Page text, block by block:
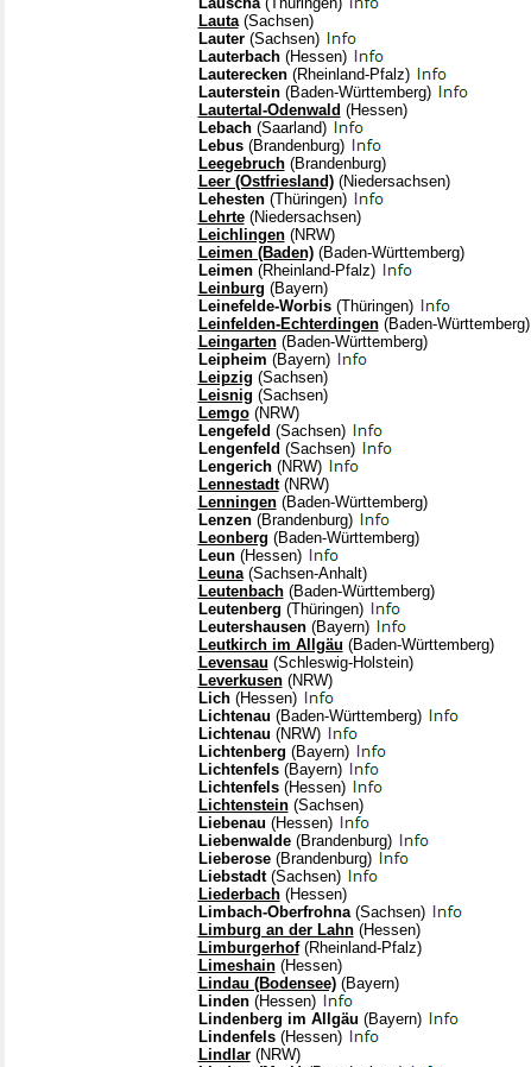
Lauta(Sachsen)
Lauter(Sachsen)
Lauterbach(Hessen)
Lauterecken(Rheinland-Pfalz)
Lauterstein(Baden-Württemberg)
Lautertal-Odenwald (Hessen)
Lebach(Saarland)
Lebus(Brandenburg)
Leegebruch(Brandenburg)
Leer (Ostfriesland)(Niedersachsen)
Lehesten(Thüringen)
Lehrte(Niedersachsen)
Leichlingen(NRW)
Leimen (Baden)(Baden-Württemberg)
Leimen(Rheinland-Pfalz)
Leinburg (Bayern)
Leinefelde-Worbis(Thüringen)
Leinfelden-Echterdingen(Baden-Württemberg)
Leingarten(Baden-Württemberg)
Leipheim (Bayern)
Leipzig (Sachsen)
Leisnig (Sachsen)
Lemgo(NRW)
Lengefeld (Sachsen)
Lengenfeld (Sachsen)
Lengerich(NRW)
Lennestadt(NRW)
Lenningen(Baden-Württemberg)
Lenzen(Brandenburg)
Leonberg (Baden-Württemberg)
Leun(Hessen)
Leuna(Sachsen-Anhalt)
Leutenbach(Baden-Württemberg)
Leutenberg (Thüringen)
Leutershausen(Bayern)
Leutkirch im Allgäu (Baden-Württemberg)
Levensau (Schleswig-Holstein)
Leverkusen(NRW)
Lich(Hessen)
Lichtenau (Baden-Württemberg)
Lichtenau (NRW)
Lichtenberg (Bayern)
Lichtenfels(Bayern)
Lichtenfels(Hessen)
Lichtenstein(Sachsen)
Liebenau (Hessen)
Liebenwalde(Brandenburg)
Lieberose(Brandenburg)
Liebstadt(Sachsen)
Liederbach(Hessen)
Limbach-Oberfrohna(Sachsen)
Limburg an der Lahn(Hessen)
Limburgerhof(Rheinland-Pfalz)
Limeshain(Hessen)
Lindau (Bodensee)(Bayern)
Linden(Hessen)
Lindenberg im Allgäu (Bayern)
Lindenfels(Hessen)
Lindlar(NRW)